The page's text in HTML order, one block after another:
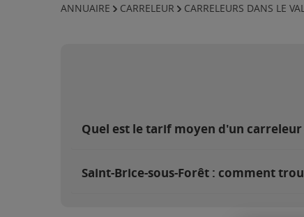
ANNUAIRE CARRELEUR CARRELEURS DANS LE
Quel est le tarif moyen d'un carreleur
Saint-Brice-sous-Forêt : comment